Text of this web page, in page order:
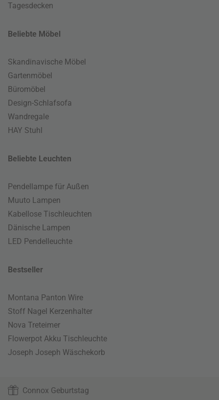
Tagesdecken
Beliebte Möbel
Skandinavische Möbel
Gartenmöbel
Büromöbel
Design-Schlafsofa
Wandregale
HAY Stuhl
Beliebte Leuchten
Pendellampe für Außen
Muuto Lampen
Kabellose Tischleuchten
Dänische Lampen
LED Pendelleuchte
Bestseller
Montana Panton Wire
Stoff Nagel Kerzenhalter
Nova Treteimer
Flowerpot Akku Tischleuchte
Joseph Joseph Wäschekorb
Connox Geburtstag